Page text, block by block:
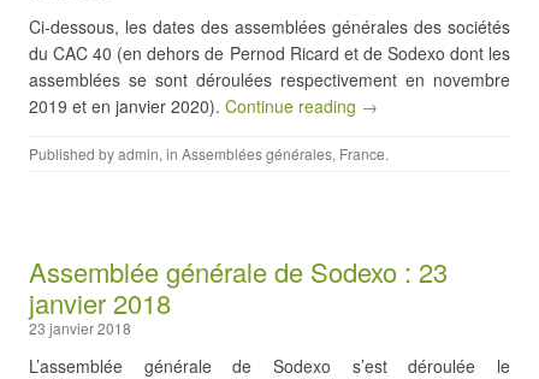
Ci-dessous, les dates des assemblées générales des sociétés
du CAC 40 (en dehors de Pernod Ricard et de Sodexo dont les
assemblées se sont déroulées respectivement en novembre
2019 et en janvier 2020). Continue reading →
Published byadmin, in Assemblées générales, France.
Assemblée générale de Sodexo : 23
janvier 2018
23 janvier 2018
L’assemblée générale de Sodexo s’est déroulée le